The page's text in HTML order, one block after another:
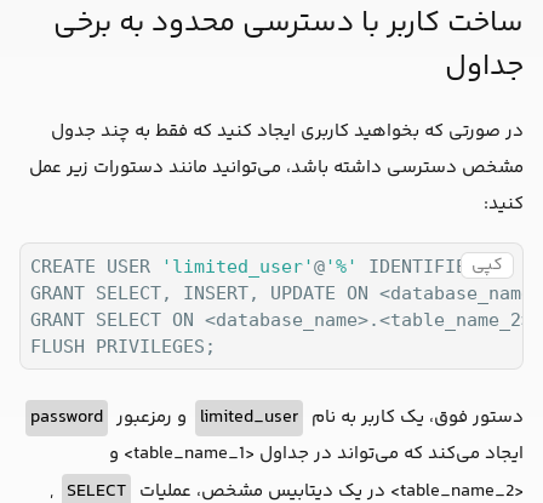
ساخت کاربر با دسترسی محدود به برخی
جداول
در صورتی که بخواهید کاربری ایجاد کنید که فقط به چند جدول
مشخص دسترسی داشته باشد، می‌توانید مانند دستورات زیر عمل
کنید:
کپی CREATE USER 'limited_user'@'%' IDENTIFIED BY
GRANT SELECT, INSERT, UPDATE ON
GRANT SELECT ON
دستور فوق، یک کاربر به نام limited_user و رمزعبور password
ایجاد می‌کند که می‌تواند در جداول <table_name_1> و
<table_name_2> در یک دیتابیس مشخص، عملیات
SELECT
,